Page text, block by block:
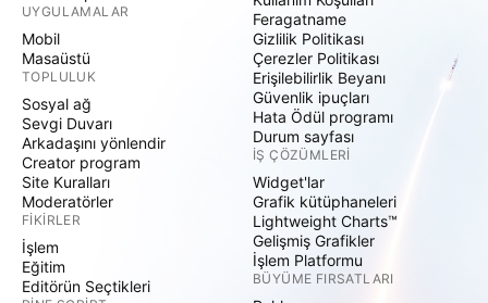
UYGULAMALAR
Mobil
Masaüstü
TOPLULUK
Sosyal ağ
Sevgi Duvarı
Arkadaşını yönlendir
Creator program
Site Kuralları
Moderatörler
FIKIRLER
İşlem
Eğitim
Editörün Seçtikleri
Feragatname
Gizlilik Politikası
Çerezler Politikası
Erişilebilirlik Beyanı
Güvenlik ipuçları
Hata Ödül programı
Durum sayfası
İŞ ÇÖZÜMLERI
Widget'lar
Grafik kütüphaneleri
Lightweight Charts™
Gelişmiş Grafikler
İşlem Platformu
BÜYÜME FIRSATLARI